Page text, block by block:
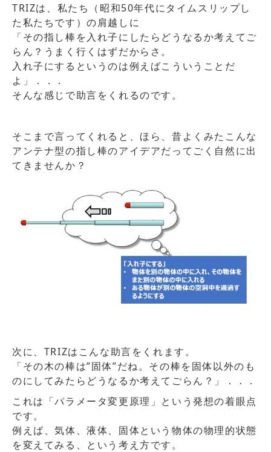
TRIZは、私たち（昭和50年代にタイムスリップし
た私たちです）の肩越しに
「その指し棒を入れ子にしたらどうなるか考えてご
らん？うまく行くはずだからさ。
入れ子にするというのは例えばこういうことだ
よ」．．．
そんな感じで助言をくれるのです。
そこまで言ってくれると、ほら、昔よくみたこんな
アンテナ型の指し棒のアイデアだってごく自然に出
てきませんか？
次に、TRIZはこんな助言をくれます。
「その木の棒は”固体”だね。その棒を固体以外のも
のにしてみたらどうなるか考えてごらん？」．．．
これは「パラメータ変更原理」という発想の着眼点
です。
例えば、気体、液体、固体という物体の物理的状態
を変えてみる、という考え方です。